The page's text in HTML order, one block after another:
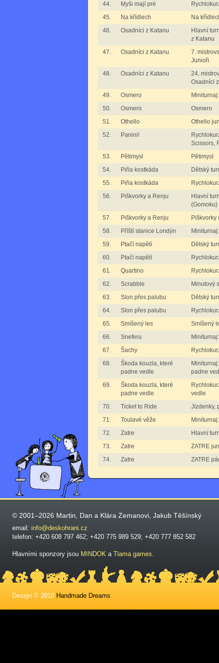
44.
Myši mají pré
45.
Na křídlech
Na
46.
Osadníci z Katanu
Hlavní
z Katanu
47.
Osadníci z Katanu
7.
Junioři
48.
Osadníci z Katanu
24.
Osadníci
49.
Osmero
50.
Osmero
Osmero
51.
Othello
Othello
52.
Panini!
Scissors,
53.
Pětimysl
Pětimysl
54.
Piňa kostkáda
Dětský
55.
Piňa kostkáda
56.
Piškvorky a Renju
Hlavní
(Gomoku)
57.
Piškvorky a Renju
Piškvorky
58.
Příští stanice Londýn
59.
Ptačí napětí
Dětský
60.
Ptačí napětí
61.
Quartino
62.
Scrabble
Minutový
63.
Slon přes palubu
Dětský
64.
Slon přes palubu
65.
Smíšený les
Smíšený
66.
Sneferu
67.
Šachy
68.
Škoda kouzla, které
padne vedle
padne
69.
Škoda kouzla, které
padne vedle
vedle
70.
Ticket to Ride
Jízdenky,
71.
Toulavé věže
72.
Zatre
Hlavní
73.
Zatre
ZATRE
74.
Zatre ZATRE
© 2001–2026 Martin, Dan a Klára Zemanovi, Jakub Těšínský
email: info@deskohrani.cz
telefon: +420 608 797 462; +420 775 989 529; +420 777 852 582
Hlavními sponzory jsou MINDOK a Tlama games.
Design © 2010 Handmade Dreams